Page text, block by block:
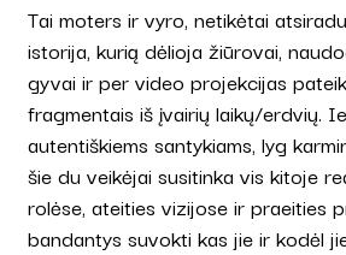
Tai moters ir vyro, netikėtai
istorija, kurią dėlioja žiūrovai,
gyvai ir per video projekcijas
fragmentais iš įvairių laikų/erdvių.
autentiškiems santykiams, lyg
šie du veikėjai susitinka vis kitoje
rolėse, ateities vizijose ir praeities
bandantys suvokti kas jie ir kodėl